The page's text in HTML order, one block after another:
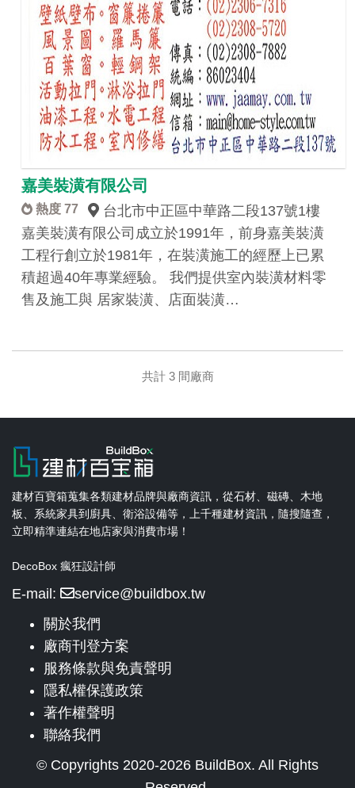
嘉美裝潢有限公司
熱度 77
台北市中正區中華路二段137號1樓
嘉美裝潢有限公司成立於1991年，前身嘉美裝潢
工程行創立於1981年，在裝潢施工的經歷上已累
積超過40年專業經驗。 我們提供室內裝潢材料零
售及施工與 居家裝潢、店面裝潢…
共計 3 間廠商
建材百寶箱蒐集各類建材品牌與廠商資訊，從石材、磁磚、木地
板、系統家具到廚具、衛浴設備等，上千種建材資訊，隨搜隨查，
立即精準連結在地店家與消費市場！
DecoBox 瘋狂設計師
E-mail:
service@buildbox.tw
關於我們
廠商刊登方案
服務條款與免責聲明
隱私權保護政策
著作權聲明
聯絡我們
© Copyrights 2020-2026 BuildBox. All Rights